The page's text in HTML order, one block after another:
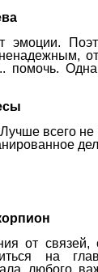
эмоции.
помочь.
всего не
от
на
любого